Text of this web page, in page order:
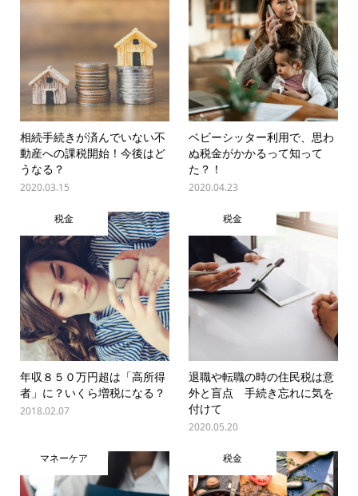
相続手続きが済んでいない不
動産への課税開始！今後はど
うなる？
2020.03.15
ベビーシッター利用で、思わ
ぬ税金がかかるって知って
た？！
2020.04.23
税金
年収８５０万円超は「高所得
者」に？いくら増税になる？
2018.02.07
税金
退職や転職の時の住民税は意
外と盲点 手続き忘れに気を
付けて
2020.05.20
マネーケア 税金